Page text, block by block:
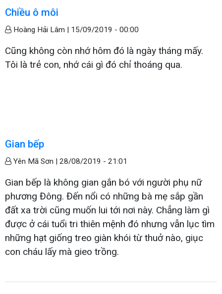
Chiều ô môi
Hoàng Hải Lâm | 15/09/2019 - 00:00
Cũng không còn nhớ hôm đó là ngày tháng mấy.
Tôi là trẻ con, nhớ cái gì đó chỉ thoáng qua.
Gian bếp
Yên Mã Sơn | 28/08/2019 - 21:01
Gian bếp là không gian gắn bó với người phụ nữ
phương Đông. Đến nổi có những bà mẹ sắp gần
đất xa trời cũng muốn lui tới nơi này. Chẳng làm gì
được ở cái tuổi tri thiên mệnh đó nhưng vẫn lục tìm
những hạt giống treo giàn khói từ thuở nào, giục
con cháu lấy mà gieo trồng.